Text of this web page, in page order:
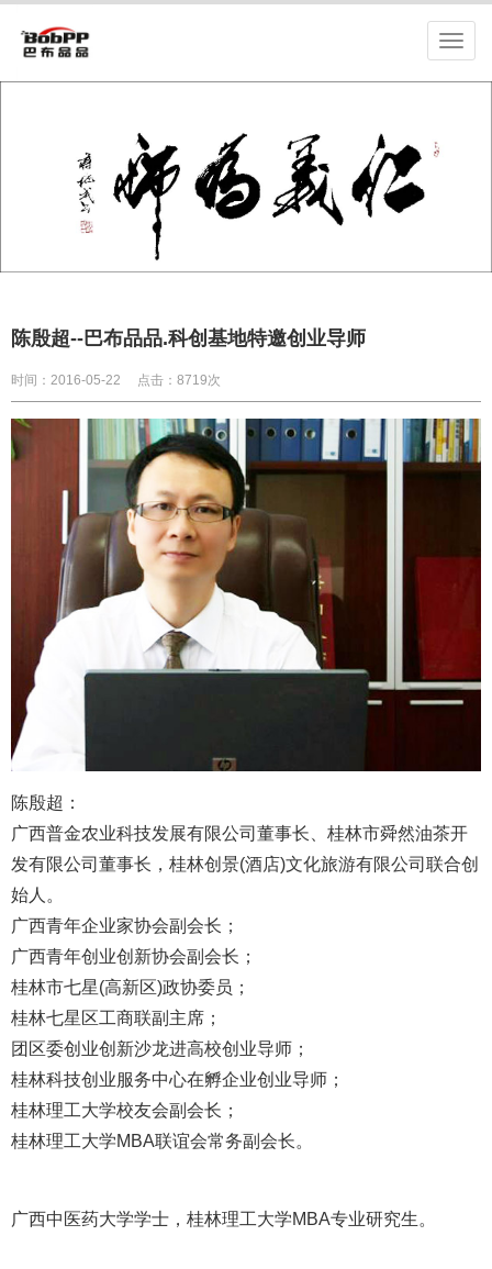
陈殷超--巴布品品.科创基地特邀创业导师
时间：2016-05-22 点击：8719次
陈殷超：
广西普金农业科技发展有限公司董事长、桂林市舜然油茶开
发有限公司董事长，桂林创景(酒店)文化旅游有限公司联合创
始人。
广西青年企业家协会副会长；
广西青年创业创新协会副会长；
桂林市七星(高新区)政协委员；
桂林七星区工商联副主席；
团区委创业创新沙龙进高校创业导师；
桂林科技创业服务中心在孵企业创业导师；
桂林理工大学校友会副会长；
桂林理工大学MBA联谊会常务副会长。
广西中医药大学学士，桂林理工大学MBA专业研究生。